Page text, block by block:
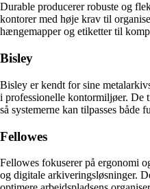
Durable producerer robuste og
kontorer med høje krav til
hængemapper og etiketter til
Bisley
Bisley er kendt for sine
i professionelle kontormiljøer. De
så systemerne kan tilpasses både
Fellowes
Fellowes fokuserer på ergonomi
og digitale arkiveringsløsninger.